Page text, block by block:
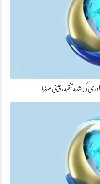
کی شدید تنقید، چینی میڈیا